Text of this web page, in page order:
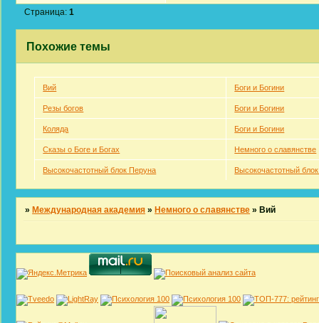
Страница:1
Похожие темы
Вий Боги и Богини
Резы богов Боги и Богини
Коляда Боги и Богини
Сказы о Боге и Богах Немного о славянстве
Высокочастотный блок Перуна Высокочастотный
»Международная академия »Немного о славянстве »Вий